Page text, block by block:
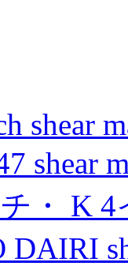
shear
shear
・ K